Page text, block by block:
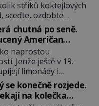
cítí. Feng šuej má
Číně a jeho historie
střiků koktejlových
sceďte, ozdobte
třešinkou a tadá…
tu! A pokud to má být
dejte si pozor, ať
americké rye
bourbonu
whisku. Co
koktejl bude stále
to nebude
[…]
chutná po seně.
Američan
naprostou
Jenže ještě v 19.
limonády i
stébly žita nebo
Fungují sice dobře,
nepříjemnou
se konečně rozjede.
na kolečka